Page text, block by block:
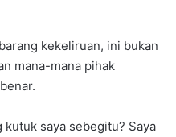
kekeliruan, ini bukan
mana-mana pihak
kutuk saya sebegitu? Saya